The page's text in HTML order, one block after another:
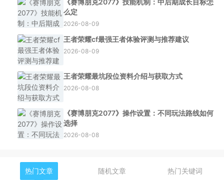
《赛博朋克2077》技能机制：中后期成长目标怎
么定
2026-08-09
王者荣耀cf最强王者体验评测与推荐建议
2026-08-09
王者荣耀最坑段位资料介绍与获取方式
2026-08-08
《赛博朋克2077》操作设置：不同玩法路线如何
选择
2026-08-08
热门文章 随机文章 热门关键词